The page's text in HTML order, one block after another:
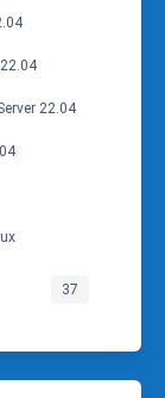
22.04
37